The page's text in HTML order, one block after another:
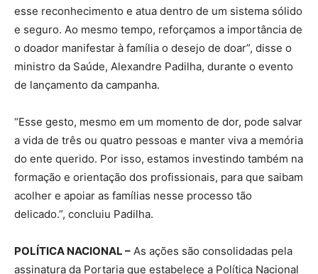
esse reconhecimento e atua dentro de um sistema sólido
e seguro. Ao mesmo tempo, reforçamos a importância de
o doador manifestar à família o desejo de doar”, disse o
ministro da Saúde, Alexandre Padilha, durante o evento
de lançamento da campanha.
“Esse gesto, mesmo em um momento de dor, pode salvar
a vida de três ou quatro pessoas e manter viva a memória
do ente querido. Por isso, estamos investindo também na
formação e orientação dos profissionais, para que saibam
acolher e apoiar as famílias nesse processo tão
delicado.”, concluiu Padilha.
POLÍTICA NACIONAL – As ações são consolidadas pela
assinatura da Portaria que estabelece a Política Nacional